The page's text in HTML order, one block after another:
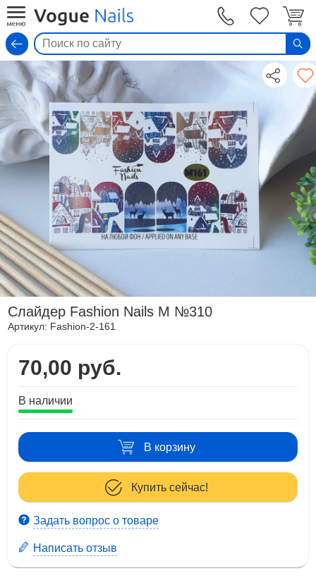
Слайдер Fashion Nails M №310
Артикул: Fashion-2-161
70,00 руб.
В наличии
В корзину
Купить сейчас!
Задать вопрос о товаре
Написать отзыв